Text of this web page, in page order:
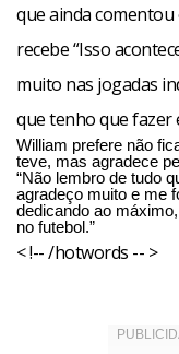
que ainda
recebe “Isso
muito nas jogadas
que tenho que fazer
William prefere não
teve, mas agradece
“Não lembro de tudo
agradeço muito e me
dedicando ao
no futebol.”
< !-- /hotwords -- >